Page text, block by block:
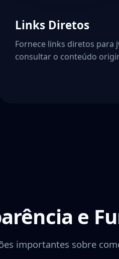
Links Diretos
Fornece links diretos para
consultar o conteúdo
e
importantes sobre